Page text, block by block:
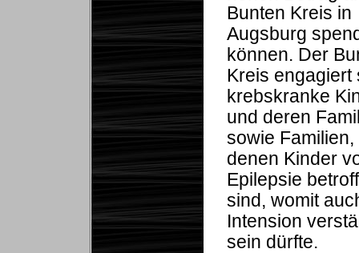
Bunten Kreis in
Augsburg
können. Der
Kreis engagiert
krebskranke
und deren
sowie Familien,
denen Kinder
Epilepsie
sind, womit
Intension
sein dürfte.